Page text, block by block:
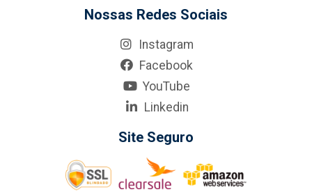
Nossas Redes Sociais
Instagram
Facebook
YouTube
Linkedin
Site Seguro